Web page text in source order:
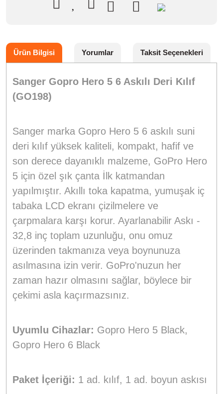
Ürün Bilgisi Yorumlar Taksit Seçenekleri
Sanger Gopro Hero 5 6 Askılı Deri Kılıf
(GO198)
Sanger marka Gopro Hero 5 6 askılı suni
deri kılıf yüksek kaliteli, kompakt, hafif ve
son derece dayanıklı malzeme, GoPro Hero
5 için özel şık çanta İlk katmandan
yapılmıştır. Akıllı toka kapatma, yumuşak iç
tabaka LCD ekranı çizilmelere ve
çarpmalara karşı korur. Ayarlanabilir Askı -
32,8 inç toplam uzunluğu, onu omuz
üzerinden takmanıza veya boynunuza
asılmasına izin verir. GoPro'nuzun her
zaman hazır olmasını sağlar, böylece bir
çekimi asla kaçırmazsınız.
Uyumlu Cihazlar: Gopro Hero 5 Black,
Gopro Hero 6 Black
Paket İçeriği: 1 ad. kılıf, 1 ad. boyun askısı